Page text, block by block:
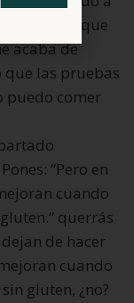
mejor lo que
acaba de
que las pruebas
puedo comer
“Pero en
cuando
querrás
de hacer
cuando
gluten, ¿no?